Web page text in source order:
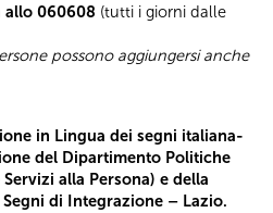
allo 060608 (tutti i giorni dalle
possono aggiungersi anche
in Lingua dei segni italiana-
del Dipartimento Politiche
alla Persona) e della
di Integrazione – Lazio.